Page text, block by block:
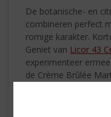
De botanische- en
combineren perfect
romige karakter.
Geniet van Licor 43
experimenteer
de Crème Brûlée